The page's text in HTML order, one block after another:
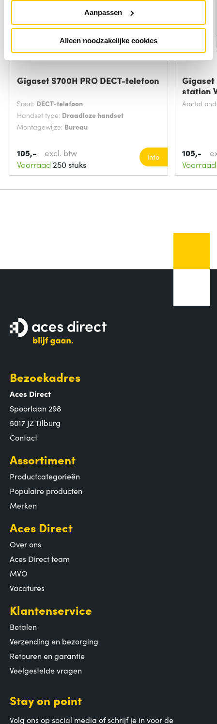
Aanpassen
Alleen noodzakelijke cookies
Gigaset S700H PRO DECT-telefoon
Soort: DECT-telefoon
Handset type: Draadloze handset
Montagewijze: Bureau
105,-
excl. btw
Voorraad 250 stuks
Info
Gigaset
station
Aantal
105,-
Voorraad
Bezoekadres
Aces Direct
Spoorlaan 298
5017 JZ Tilburg
Contact
Assortiment
Productcategorieën
Populaire producten
Merken
Aces Direct
Over ons
Aces Direct team
MVO
Vacatures
Klantenservice
Betalen
Verzending en bezorging
Retouren en garantie
Veelgestelde vragen
Stay on point
Volg ons op social media of schrijf je in voor de